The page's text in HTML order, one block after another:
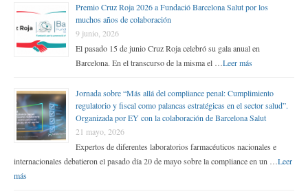
Premio Cruz Roja 2026 a Fundació Barcelona Salut por los
muchos años de colaboración
9 junio, 2026
El pasado 15 de junio Cruz Roja celebró su gala anual en
Barcelona. En el transcurso de la misma el … Leer más
Jornada sobre “Más allá del compliance penal: Cumplimiento
regulatorio y fiscal como palancas estratégicas en el sector salud”.
Organizada por EY con la colaboración de Barcelona Salut
21 mayo, 2026
Expertos de diferentes laboratorios farmacéuticos nacionales e
internacionales debatieron el pasado día 20 de mayo sobre la compliance en un … Leer
más